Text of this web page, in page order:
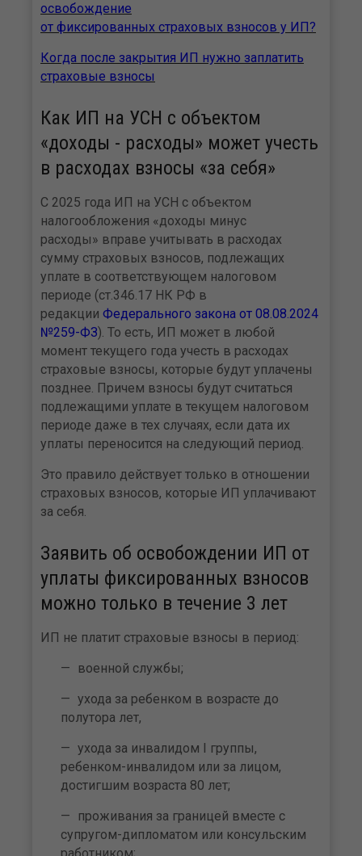
освобождение
от фиксированных страховых взносов у ИП?
Когда после закрытия ИП нужно заплатить
страховые взносы
Как ИП на УСН с объектом
«доходы - расходы» может учесть
в расходах взносы «за себя»
С 2025 года ИП на УСН с объектом
налогообложения «доходы минус
расходы» вправе учитывать в расходах
сумму страховых взносов, подлежащих
уплате в соответствующем налоговом
периоде (ст.346.17 НК РФ в
редакции Федерального закона от 08.08.2024
№259-ФЗ). То есть, ИП может в любой
момент текущего года учесть в расходах
страховые взносы, которые будут уплачены
позднее. Причем взносы будут считаться
подлежащими уплате в текущем налоговом
периоде даже в тех случаях, если дата их
уплаты переносится на следующий период.
Это правило действует только в отношении
страховых взносов, которые ИП уплачивают
за себя.
Заявить об освобождении ИП от
уплаты фиксированных взносов
можно только в течение 3 лет
ИП не платит страховые взносы в период:
военной службы;
ухода за ребенком в возрасте до
полутора лет,
ухода за инвалидом I группы,
ребенком-инвалидом или за лицом,
достигшим возраста 80 лет;
проживания за границей вместе с
супругом-дипломатом или консульским